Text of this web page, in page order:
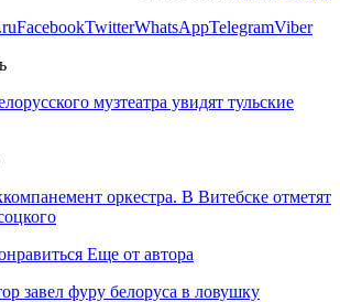
FacebookTwitterWhatsAppTelegramViber
музтеатра увидят тульские
оркестра. В Витебске отметят
Еще от автора
завел фуру белоруса в ловушку